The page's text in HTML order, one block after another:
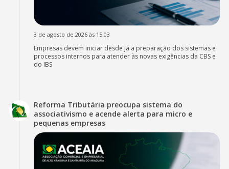
3 de agosto de 2026 às 15:03
Empresas devem iniciar desde já a preparação dos sistemas e
processos internos para atender às novas exigências da CBS e
do IBS
Reforma Tributária preocupa sistema do
associativismo e acende alerta para micro e
pequenas empresas